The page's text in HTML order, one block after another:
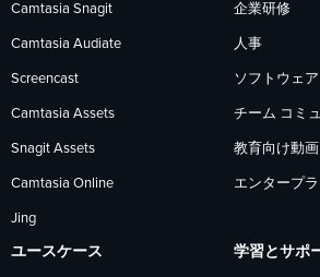
ォ
ロ
ー
を
フ
ォ
ロ
ー
フ
ォ
Camtasia Snagit
Camtasia Audiate
Screencast
Camtasia Assets
Snagit Assets
Camtasia Online
Jing
企業研修
人事
ソフトウェ
チーム コミ
教育向け動画
エンタープ
ユースケース 学習とサポ